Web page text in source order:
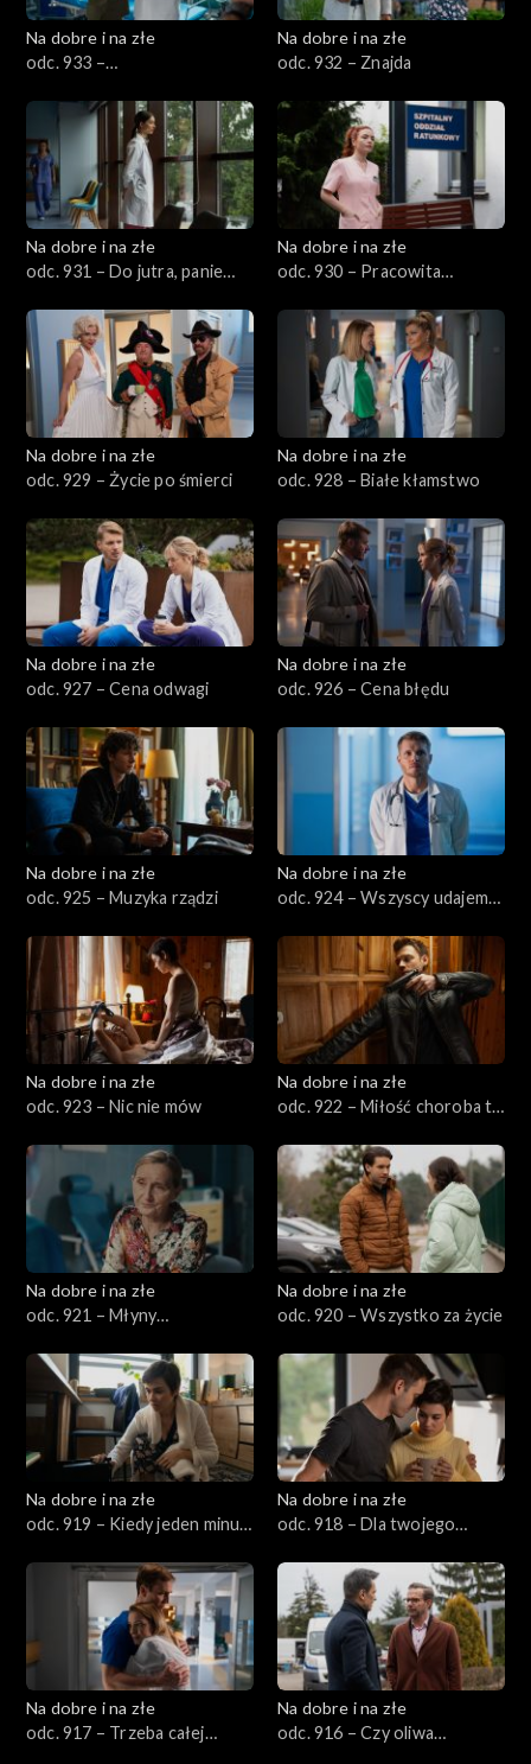
Na dobre i na złe
odc. 933 –
nieśmiertelności
Na dobre i na złe
odc. 932 – Znajda
Na dobre i na złe
odc. 931 – Do jutra, panie
Na dobre i na złe
odc. 930 – Pracowita
smutki
Na dobre i na złe
odc. 929 – Życie po śmierci
Na dobre i na złe
odc. 928 – Białe kłamstwo
Na dobre i na złe
odc. 927 – Cena odwagi
Na dobre i na złe
odc. 926 – Cena błędu
Na dobre i na złe
odc. 925 – Muzyka rządzi
Na dobre i na złe
odc. 924 – Wszyscy udajemy
Na dobre i na złe
odc. 923 – Nic nie mów
Na dobre i na złe
odc. 922 – Miłość choroba to
Na dobre i na złe
odc. 921 – Młyny
Na dobre i na złe
odc. 920 – Wszystko za życie
Na dobre i na złe
odc. 919 – Kiedy jeden minus
Na dobre i na złe
odc. 918 – Dla twojego
Na dobre i na złe
odc. 917 – Trzeba całej
Na dobre i na złe
odc. 916 – Czy oliwa